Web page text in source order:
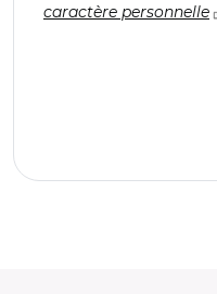
caractère personnelle